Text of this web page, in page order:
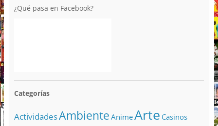
¿Qué pasa en Facebook?
Categorías
ActividadesAmbiente AnimeArte Casinos